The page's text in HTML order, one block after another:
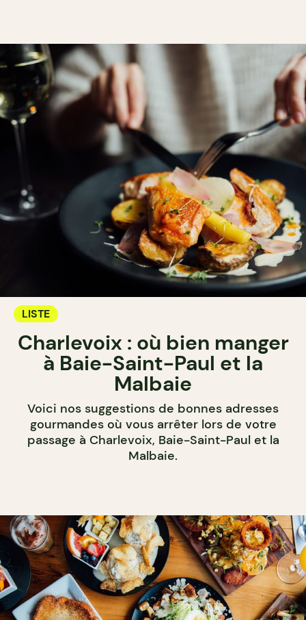
LISTE
Charlevoix : où bien manger
à Baie-Saint-Paul et la
Malbaie
Voici nos suggestions de bonnes adresses
gourmandes où vous arrêter lors de votre
passage à Charlevoix, Baie-Saint-Paul et la
Malbaie.